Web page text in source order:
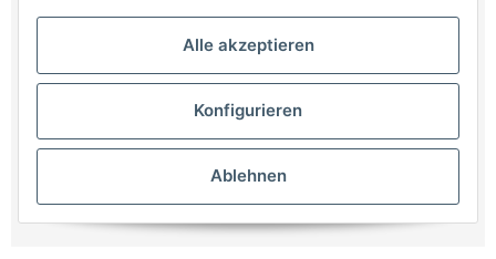
Alle akzeptieren
Konfigurieren
Ablehnen